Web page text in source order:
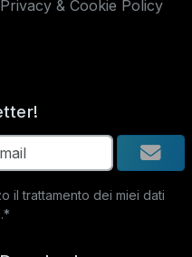
Privacy & Cookie Policy
il trattamento dei miei dati